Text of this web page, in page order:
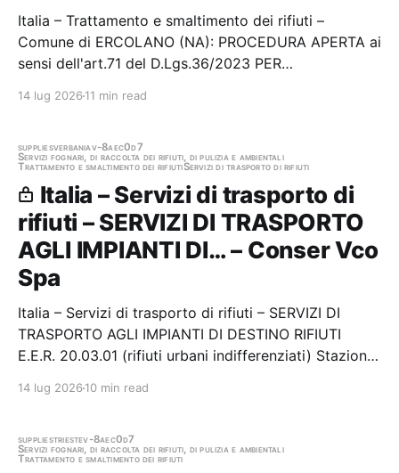
Italia – Trattamento e smaltimento dei rifiuti –
Comune di ERCOLANO (NA): PROCEDURA APERTA ai
sensi dell'art.71 del D.Lgs.36/2023 PER
DEI RIFIUTI BIODEGRADABILI (CER 20.01.08)
DELLA CITTÀ DI ERCOLANO PER 24 MESI…
14 lug 2026 11 min read
suppliesverbaniav-8aec0d7
Servizi fognari, di raccolta dei rifiuti, di pulizia e ambientali
Trattamento e smaltimento dei rifiutiServizi di trasporto di rifiuti
Italia – Servizi di trasporto di
rifiuti – SERVIZI DI TRASPORTO
AGLI IMPIANTI DI… – Conser Vco
Spa
Italia – Servizi di trasporto di rifiuti – SERVIZI DI
TRASPORTO AGLI IMPIANTI DI DESTINO RIFIUTI
E.E.R. 20.03.01 (rifiuti urbani indifferenziati) Stazione
14 lug 2026 10 min read
suppliestriestev-8aec0d7
Servizi fognari, di raccolta dei rifiuti, di pulizia e ambientali
Trattamento e smaltimento dei rifiuti